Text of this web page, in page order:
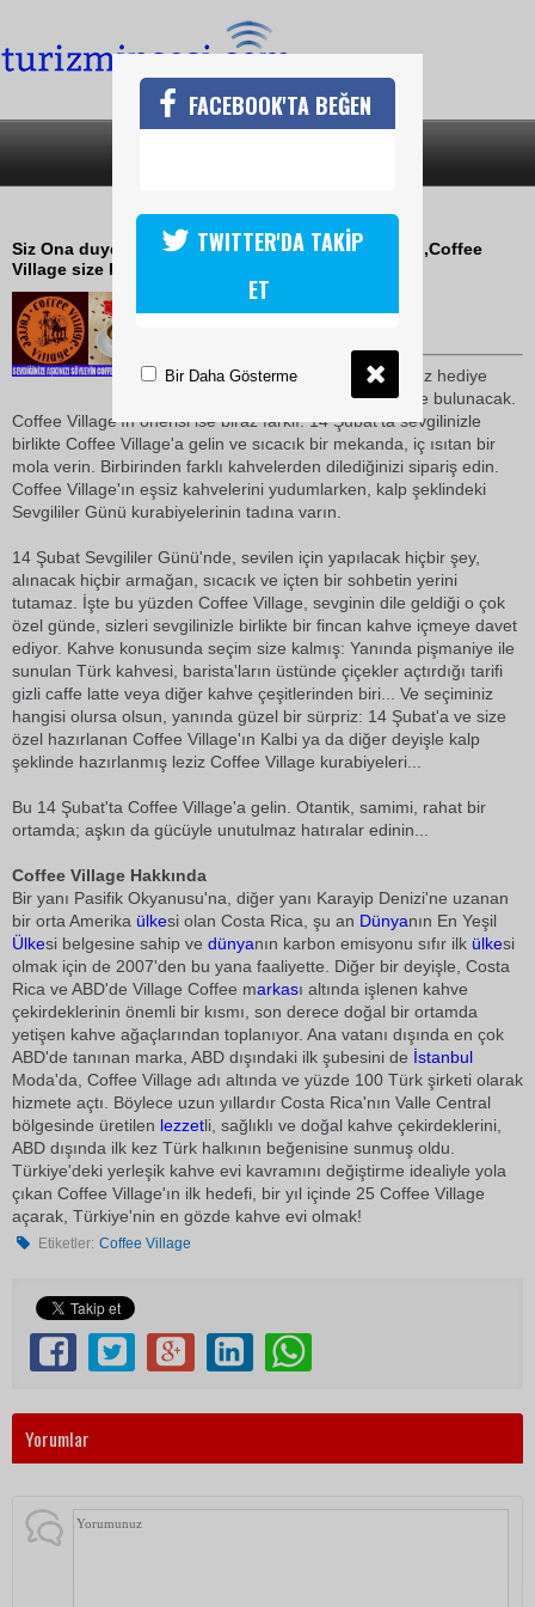
COFFE VİLLAGEDE KISA BİR MOLA
Siz Ona duyduğunuz aşkı Coffee Village'da anlatın,Coffee
Village size kalbini versin!
08 Şubat 2010 / 14:36
Sevgililer Günü'nde alacağınız hediye
konusunda herkes bir öneride bulunacak.
Coffee Village'ın önerisi ise biraz farklı: 14 Şubat'ta sevgilinizle
birlikte Coffee Village'a gelin ve sıcacık bir mekanda, iç ısıtan bir
mola verin. Birbirinden farklı kahvelerden dilediğinizi sipariş edin.
Coffee Village'ın eşsiz kahvelerini yudumlarken, kalp şeklindeki
Sevgililer Günü kurabiyelerinin tadına varın.
14 Şubat Sevgililer Günü'nde, sevilen için yapılacak hiçbir şey,
alınacak hiçbir armağan, sıcacık ve içten bir sohbetin yerini
tutamaz. İşte bu yüzden Coffee Village, sevginin dile geldiği o çok
özel günde, sizleri sevgilinizle birlikte bir fincan kahve içmeye davet
ediyor. Kahve konusunda seçim size kalmış: Yanında pişmaniye ile
sunulan Türk kahvesi, barista'ların üstünde çiçekler açtırdığı tarifi
gizli caffe latte veya diğer kahve çeşitlerinden biri... Ve seçiminiz
hangisi olursa olsun, yanında güzel bir sürpriz: 14 Şubat'a ve size
özel hazırlanan Coffee Village'ın Kalbi ya da diğer deyişle kalp
şeklinde hazırlanmış leziz Coffee Village kurabiyeleri...
Bu 14 Şubat'ta Coffee Village'a gelin. Otantik, samimi, rahat bir
ortamda; aşkın da gücüyle unutulmaz hatıralar edinin...
Coffee Village Hakkında
Bir yanı Pasifik Okyanusu'na, diğer yanı Karayip Denizi'ne uzanan
bir orta Amerika ülkesi olan Costa Rica, şu an  Dünyanın En Yeşil
Ülkesi belgesine sahip ve dünyanın karbon emisyonu sıfır ilk ülkesi
olmak için de 2007'den bu yana faaliyette. Diğer bir deyişle, Costa
Rica ve ABD'de Village Coffee markası altında işlenen kahve
çekirdeklerinin önemli bir kısmı, son derece doğal bir ortamda
yetişen kahve ağaçlarından toplanıyor. Ana vatanı dışında en çok
ABD'de tanınan marka, ABD dışındaki ilk şubesini de İstanbul
Moda'da, Coffee Village adı altında ve yüzde 100 Türk şirketi olarak
hizmete açtı. Böylece uzun yıllardır Costa Rica'nın Valle Central
bölgesinde üretilen lezzetli, sağlıklı ve doğal kahve çekirdeklerini,
ABD dışında ilk kez Türk halkının beğenisine sunmuş oldu.
Türkiye'deki yerleşik kahve evi kavramını değiştirme idealiyle yola
çıkan Coffee Village'ın ilk hedefi, bir yıl içinde 25 Coffee Village
açarak, Türkiye'nin en gözde kahve evi olmak!
Etiketler: Coffee Village
Yorumlar
FACEBOOK'TA BEĞEN
TWITTER'DA TAKİP
ET
Bir Daha Gösterme